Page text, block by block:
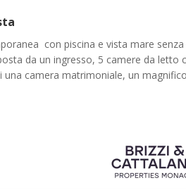
con piscina e vista mare senza
da un ingresso, 5 camere da letto
una camera matrimoniale, un magnifico